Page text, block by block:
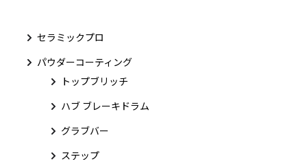
セラミックプロ
パウダーコーティング
トップブリッチ
ハブ ブレーキドラム
グラブバー
ステップ